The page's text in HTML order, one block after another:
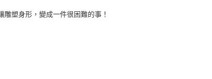
塑身形，變成一件很困難的事！